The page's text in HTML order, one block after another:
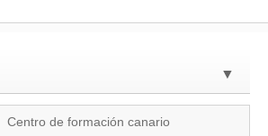
▼
Centro de formación canario